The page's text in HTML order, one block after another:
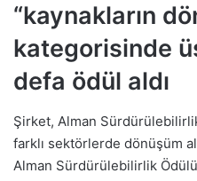
“kaynakların
kategorisinde
defa ödül aldı
Şirket, Alman
farklı sektörlerde dönüşüm
Alman Sürdürülebilirlik